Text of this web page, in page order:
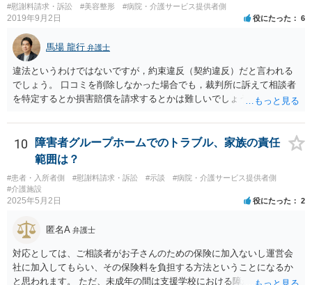
#慰謝料請求・訴訟 #美容整形 #病院・介護サービス提供者側
2019年9月2日 役にたった 6
馬場 龍行 弁護士
違法というわけではないですが，約束違反（契約違反）だと言われる
でしょう。 口コミを削除しなかった場合でも，裁判所に訴えて相談者
を特定するとか損害賠償を請求するとかは難しいでしょう。
10
障害者グループホームでのトラブル、家族の責任
範囲は？
#患者・入所者側 #慰謝料請求・訴訟 #示談
#病院・介護サービス提供者側
#介護施設
2025年5月2日 役にたった 2
匿名A 弁護士
対応としては、ご相談者がお子さんのための保険に加入ないし運営会
社に加入してもらい、その保険料を負担する方法ということになるか
と思われます。 ただ、未成年の間は支援学校における障がい児向けの